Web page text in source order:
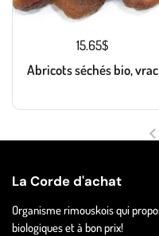
15.65$
Abricots séchés bio, vrac
La Corde d'achat
Organisme rimouskois qui
biologiques et à bon prix!